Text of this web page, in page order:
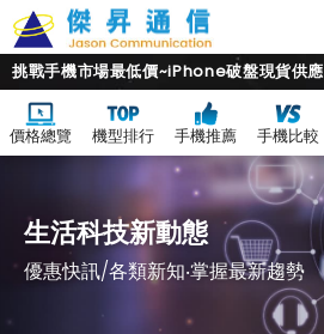
挑戰手機市場最低價~iPhone破盤現貨供應
價格總覽 機型排行 手機推薦 手機比較
生活科技新動態
優惠快訊/各類新知‧掌握最新趨勢